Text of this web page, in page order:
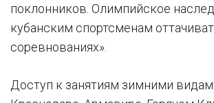
поклонников. Олимпийское
кубанским спортсменам
соревнованиях».
Доступ к занятиям зимними